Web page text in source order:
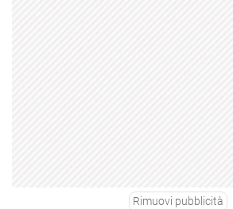
Rimuovi pubblicità